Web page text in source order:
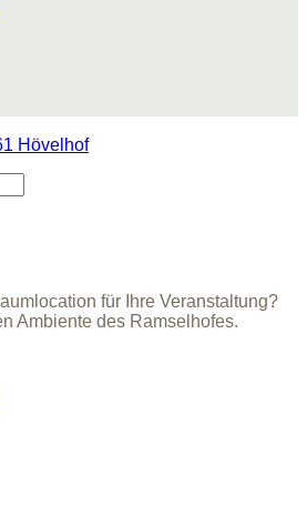
Hövelhof
für Ihre Veranstaltung?
Ambiente des Ramselhofes.